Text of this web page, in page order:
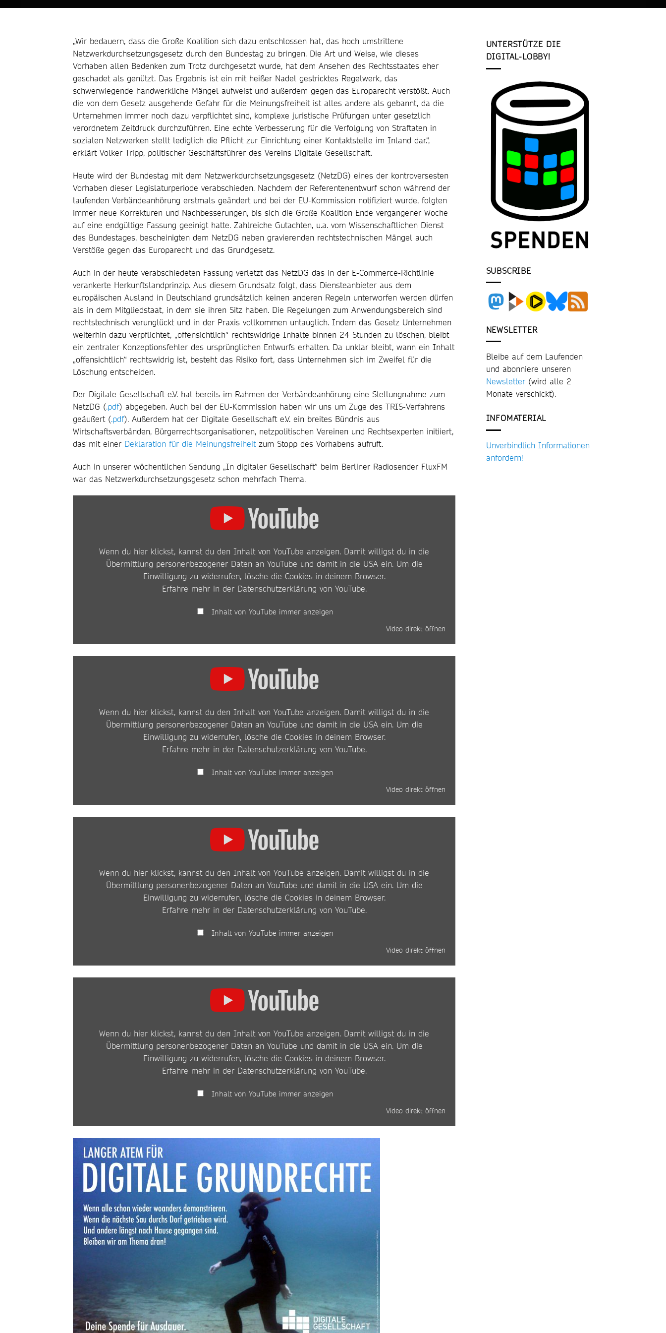
„Wir bedauern, dass die Große Koalition sich dazu entschlossen hat, das hoch umstrittene
Netzwerkdurchsetzungsgesetz durch den Bundestag zu bringen. Die Art und Weise, wie dieses
Vorhaben allen Bedenken zum Trotz durchgesetzt wurde, hat dem Ansehen des Rechtsstaates eher
geschadet als genützt. Das Ergebnis ist ein mit heißer Nadel gestricktes Regelwerk, das
schwerwiegende handwerkliche Mängel aufweist und außerdem gegen das Europarecht verstößt. Auch
die von dem Gesetz ausgehende Gefahr für die Meinungsfreiheit ist alles andere als gebannt, da die
Unternehmen immer noch dazu verpflichtet sind, komplexe juristische Prüfungen unter gesetzlich
verordnetem Zeitdruck durchzuführen. Eine echte Verbesserung für die Verfolgung von Straftaten in
sozialen Netzwerken stellt lediglich die Pflicht zur Einrichtung einer Kontaktstelle im Inland dar.“,
erklärt Volker Tripp, politischer Geschäftsführer des Vereins Digitale Gesellschaft.
Heute wird der Bundestag mit dem Netzwerkdurchsetzungsgesetz (NetzDG) eines der kontroversesten
Vorhaben dieser Legislaturperiode verabschieden. Nachdem der Referentenentwurf schon während der
laufenden Verbändeanhörung erstmals geändert und bei der EU-Kommission notifiziert wurde, folgten
immer neue Korrekturen und Nachbesserungen, bis sich die Große Koalition Ende vergangener Woche
auf eine endgültige Fassung geeinigt hatte. Zahlreiche Gutachten, u.a. vom Wissenschaftlichen Dienst
des Bundestages, bescheinigten dem NetzDG neben gravierenden rechtstechnischen Mängel auch
Verstöße gegen das Europarecht und das Grundgesetz.
Auch in der heute verabschiedeten Fassung verletzt das NetzDG das in der E-Commerce-Richtlinie
verankerte Herkunftslandprinzip. Aus diesem Grundsatz folgt, dass Diensteanbieter aus dem
europäischen Ausland in Deutschland grundsätzlich keinen anderen Regeln unterworfen werden dürfen
als in dem Mitgliedstaat, in dem sie ihren Sitz haben. Die Regelungen zum Anwendungsbereich sind
rechtstechnisch verunglückt und in der Praxis vollkommen untauglich. Indem das Gesetz Unternehmen
weiterhin dazu verpflichtet, „offensichtlich“ rechtswidrige Inhalte binnen 24 Stunden zu löschen, bleibt
ein zentraler Konzeptionsfehler des ursprünglichen Entwurfs erhalten. Da unklar bleibt, wann ein Inhalt
„offensichtlich“ rechtswidrig ist, besteht das Risiko fort, dass Unternehmen sich im Zweifel für die
Löschung entscheiden.
Der Digitale Gesellschaft e.V. hat bereits im Rahmen der Verbändeanhörung eine Stellungnahme zum
NetzDG (.pdf) abgegeben. Auch bei der EU-Kommission haben wir uns um Zuge des TRIS-Verfahrens
geäußert (.pdf). Außerdem hat der Digitale Gesellschaft e.V. ein breites Bündnis aus
Wirtschaftsverbänden, Bürgerrechtsorganisationen, netzpolitischen Vereinen und Rechtsexperten initiiert,
das mit einer Deklaration für die Meinungsfreiheitzum Stopp des Vorhabens aufruft.
Auch in unserer wöchentlichen Sendung „In digitaler Gesellschaft“ beim Berliner Radiosender FluxFM
war das Netzwerkdurchsetzungsgesetz schon mehrfach Thema.
ANZEIGEN
Wenn du hier klickst, kannst du den Inhalt von YouTube anzeigen. Damit willigst du in die
Übermittlung personenbezogener Daten an YouTube und damit in die USA ein. Um die
Einwilligung zu widerrufen, lösche die Cookies in deinem Browser.
Erfahre mehr in der Datenschutzerklärung von YouTube.
Inhalt von YouTube immer anzeigen
Video direkt öffnen
ANZEIGEN
Wenn du hier klickst, kannst du den Inhalt von YouTube anzeigen. Damit willigst du in die
Übermittlung personenbezogener Daten an YouTube und damit in die USA ein. Um die
Einwilligung zu widerrufen, lösche die Cookies in deinem Browser.
Erfahre mehr in der Datenschutzerklärung von YouTube.
Inhalt von YouTube immer anzeigen
Video direkt öffnen
ANZEIGEN
Wenn du hier klickst, kannst du den Inhalt von YouTube anzeigen. Damit willigst du in die
Übermittlung personenbezogener Daten an YouTube und damit in die USA ein. Um die
Einwilligung zu widerrufen, lösche die Cookies in deinem Browser.
Erfahre mehr in der Datenschutzerklärung von YouTube.
Inhalt von YouTube immer anzeigen
Video direkt öffnen
ANZEIGEN
Wenn du hier klickst, kannst du den Inhalt von YouTube anzeigen. Damit willigst du in die
Übermittlung personenbezogener Daten an YouTube und damit in die USA ein. Um die
Einwilligung zu widerrufen, lösche die Cookies in deinem Browser.
Erfahre mehr in der Datenschutzerklärung von YouTube.
Inhalt von YouTube immer anzeigen
Video direkt öffnen
UNTERSTÜTZE DIE
DIGITAL-LOBBY!
SUBSCRIBE
NEWSLETTER
Bleibe auf dem Laufenden
und abonniere unseren
Newsletter(wird alle 2
Monate verschickt).
INFOMATERIAL
Unverbindlich Informationen
anfordern!